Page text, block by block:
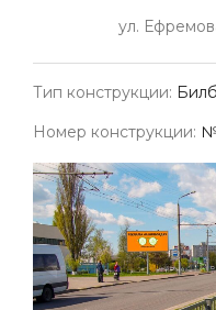
ул.
Тип конструкции:
Номер конструкции: